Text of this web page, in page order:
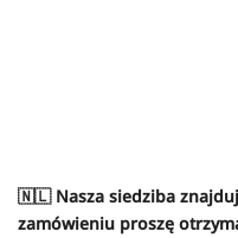
🇳🇱 Nasza siedziba
zamówieniu proszę